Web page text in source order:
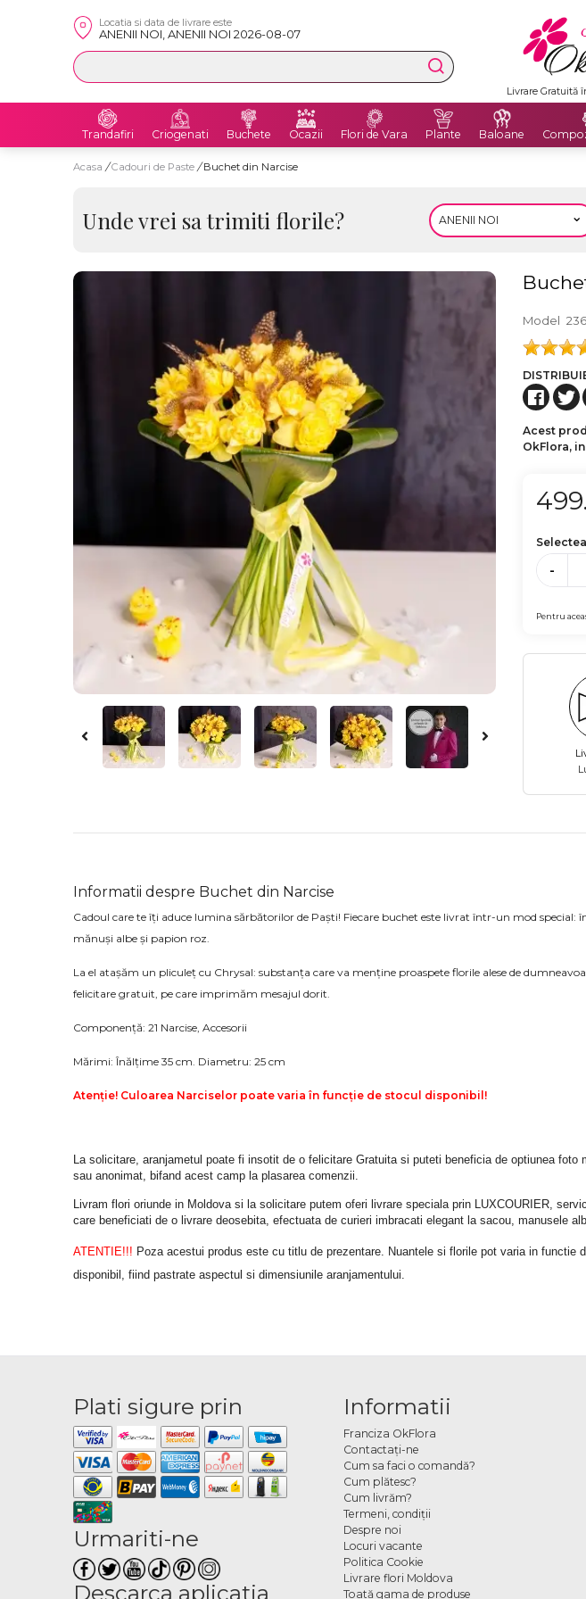
Locatia si data de livrare este
ANENII NOI, ANENII NOI 2026-08-07
Livrare Gratuită
Trandafiri Criogenati Buchete Ocazii Flori de Vara Plante Baloane
Acasa / Cadouri de Paste / Buchet din Narcise
Unde vrei sa trimiti florile?
Model
Acest
OkFlora,
-
Pentru
Informatii despre Buchet din Narcise
Cadoul care te îți aduce lumina sărbătorilor de Paști! Fiecare buchet este livrat într-un mod special:
mănuși albe și papion roz.
La el atașăm un pliculeț cu Chrysal: substanța care va menține proaspete florile alese de
felicitare gratuit, pe care imprimăm mesajul dorit.
Componență: 21 Narcise, Accesorii
Mărimi: Înălțime 35 cm. Diametru: 25 cm
Atenție! Culoarea Narciselor poate varia în funcție de stocul disponibil!
La solicitare, aranjametul poate fi insotit de o felicitare Gratuita si puteti beneficia de optiunea foto
sau anonimat, bifand acest camp la plasarea comenzii.
Livram flori oriunde in Moldova si la solicitare putem oferi livrare speciala prin LUXCOURIER,
care beneficiati de o livrare deosebita, efectuata de curieri imbracati elegant la sacou, manusele
ATENTIE!!! Poza acestui produs este cu titlu de prezentare. Nuantele si florile pot varia in functie
disponibil, fiind pastrate aspectul si dimensiunile aranjamentului.
Plati sigure prin
Urmariti-ne
Descarca aplicatia
Informatii
Franciza OkFlora
Contactaţi-ne
Cum sa faci o comandă?
Cum plătesc?
Cum livrăm?
Termeni, condiţii
Despre noi
Locuri vacante
Politica Cookie
Livrare flori Moldova
Toată gama de produse